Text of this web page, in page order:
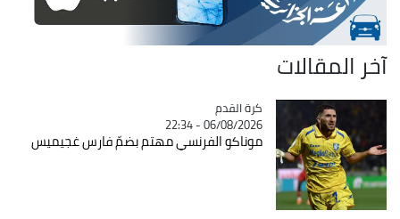
آخر المقالات
Catégorie
كرة القدم
06/08/2026 - 22:34
موناكو الفرنسي مهتم بضمّ فارس غجيميس